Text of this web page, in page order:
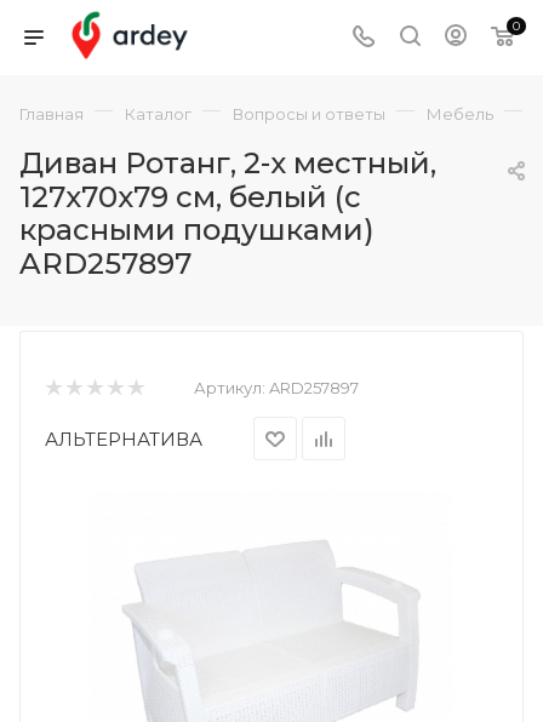
0
Главная — Каталог — Вопросы и ответы — Мебель —
Диван Ротанг, 2-х местный,
127x70x79 см, белый (с
красными подушками)
ARD257897
Артикул: ARD257897
АЛЬТЕРНАТИВА